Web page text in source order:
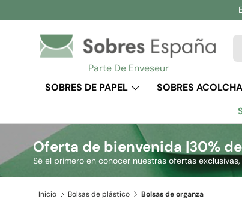
Ir al contenido
Parte De Enveseur
SOBRES DE PAPEL SOBRES
Oferta de bienvenida |30%
Sé el primero en conocer nuestras ofertas
Inicio Bolsas de plástico Bolsas de organza